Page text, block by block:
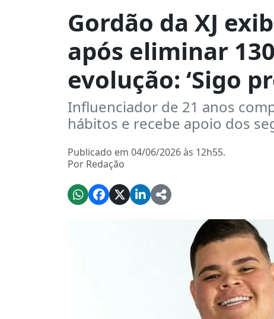
Gordão da XJ
após eliminar
evolução: ‘Sigo
Influenciador de 21 anos
hábitos e recebe apoio dos
Publicado em 04/06/2026 às 12h55.
Por Redação